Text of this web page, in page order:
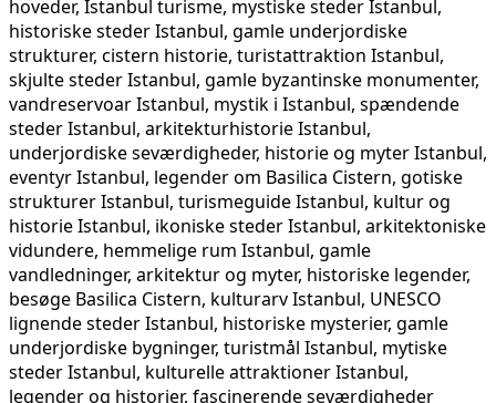
hoveder, Istanbul turisme, mystiske steder Istanbul,
historiske steder Istanbul, gamle underjordiske
strukturer, cistern historie, turistattraktion Istanbul,
skjulte steder Istanbul, gamle byzantinske monumenter,
vandreservoar Istanbul, mystik i Istanbul, spændende
steder Istanbul, arkitekturhistorie Istanbul,
underjordiske seværdigheder, historie og myter Istanbul,
eventyr Istanbul, legender om Basilica Cistern, gotiske
strukturer Istanbul, turismeguide Istanbul, kultur og
historie Istanbul, ikoniske steder Istanbul, arkitektoniske
vidundere, hemmelige rum Istanbul, gamle
vandledninger, arkitektur og myter, historiske legender,
besøge Basilica Cistern, kulturarv Istanbul, UNESCO
lignende steder Istanbul, historiske mysterier, gamle
underjordiske bygninger, turistmål Istanbul, mytiske
steder Istanbul, kulturelle attraktioner Istanbul,
legender og historier, fascinerende seværdigheder